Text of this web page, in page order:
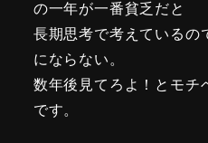
の一年が一番貧乏だと
長期思考で考えているの
にならない。
数年後見てろよ！とモチ
です。